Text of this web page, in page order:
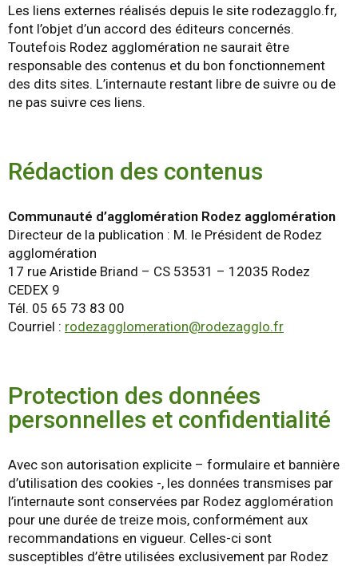
Les liens externes réalisés depuis le site rodezagglo.fr,
font l’objet d’un accord des éditeurs concernés.
Toutefois Rodez agglomération ne saurait être
responsable des contenus et du bon fonctionnement
des dits sites. L’internaute restant libre de suivre ou de
ne pas suivre ces liens.
Rédaction des contenus
Communauté d’agglomération Rodez agglomération
Directeur de la publication : M. le Président de Rodez
agglomération
17 rue Aristide Briand – CS 53531 – 12035 Rodez
CEDEX 9
Tél. 05 65 73 83 00
Courriel : rodezagglomeration@rodezagglo.fr
Protection des données
personnelles et confidentialité
Avec son autorisation explicite – formulaire et bannière
d’utilisation des cookies -, les données transmises par
l’internaute sont conservées par Rodez agglomération
pour une durée de treize mois, conformément aux
recommandations en vigueur. Celles-ci sont
susceptibles d’être utilisées exclusivement par Rodez